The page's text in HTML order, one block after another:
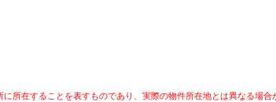
所在することを表すものであり、実際の物件所在地とは異なる場合